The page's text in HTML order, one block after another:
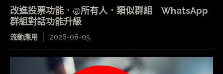
改進投票功能．@所有人．類似群組 WhatsApp
群組對話功能升級
流動應用 2026-08-05